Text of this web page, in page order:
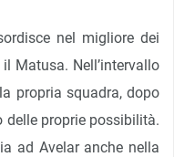
nel migliore dei
Matusa. Nell’intervallo
propria squadra, dopo
proprie possibilità.
ad Avelar anche nella